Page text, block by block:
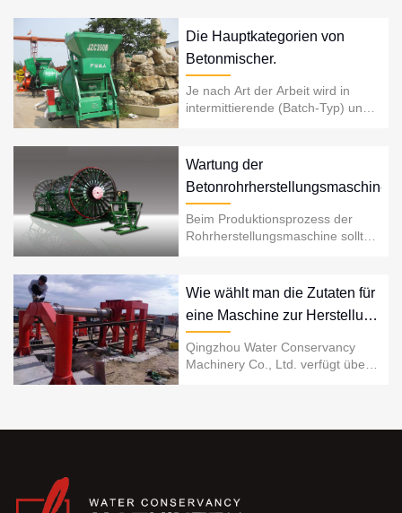
eingesetzt wird. Es besteht
normalerweise aus einem großen
Stahlrumpf, Aushubger......
Die Hauptkategorien von
Betonmischer.
Je nach Art der Arbeit wird in
intermittierende (Batch-Typ) und
geteilt...
Wartung der
Betonrohrherstellungsmaschine.
Beim Produktionsprozess der
Rohrherstellungsmaschine sollte
und zu waschen, damit jeder Lauf
Wie wählt man die Zutaten für
eine Maschine zur Herstellung
von Zementrohren aus?
Qingzhou Water Conservancy
Machinery Co., Ltd. verfügt über
Qualitätsmanagementsystem für